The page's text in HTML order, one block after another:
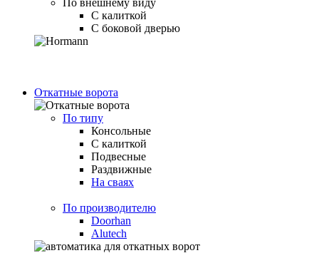
С калиткой
С боковой дверью
Откатные ворота
По типу
Консольные
С калиткой
Подвесные
Раздвижные
На сваях
По производителю
Doorhan
Alutech